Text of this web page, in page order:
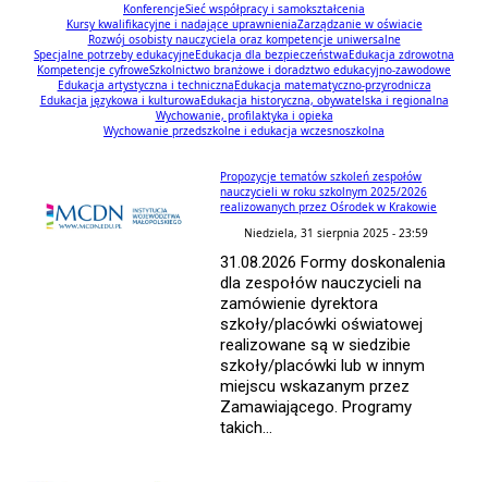
KonferencjeSieć współpracy i samokształcenia
Kursy kwalifikacyjne i nadające uprawnieniaZarządzanie w oświacie
Rozwój osobisty nauczyciela oraz kompetencje uniwersalne
Specjalne potrzeby edukacyjneEdukacja dla bezpieczeństwaEdukacja zdrowotna
Kompetencje cyfroweSzkolnictwo branżowe i doradztwo edukacyjno-zawodowe
Edukacja artystyczna i technicznaEdukacja matematyczno-przyrodnicza
Edukacja językowa i kulturowaEdukacja historyczna, obywatelska i regionalna
Wychowanie, profilaktyka i opieka
Wychowanie przedszkolne i edukacja wczesnoszkolna
Propozycje tematów szkoleń zespołów
nauczycieli w roku szkolnym 2025/2026
realizowanych przez Ośrodek w Krakowie
Niedziela, 31 sierpnia 2025 - 23:59
31.08.2026 Formy doskonalenia
dla zespołów nauczycieli na
zamówienie dyrektora
szkoły/placówki oświatowej
realizowane są w siedzibie
szkoły/placówki lub w innym
miejscu wskazanym przez
Zamawiającego. Programy
takich...